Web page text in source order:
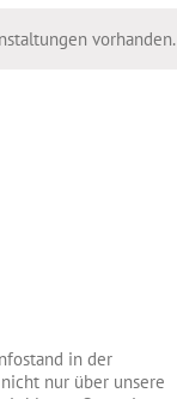
vorhanden.
in der
nur über unsere